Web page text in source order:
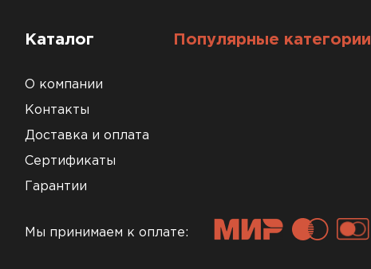
Каталог
О компании
Контакты
Доставка и оплата
Сертификаты
Гарантии
Популярные категории
Мы принимаем к оплате: